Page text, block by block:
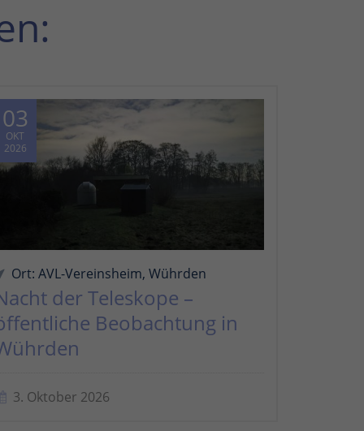
03
OKT
2026
Ort: AVL-Vereinsheim, Wührden
der Teleskope –
Beobachtung in
3. Oktober 2026